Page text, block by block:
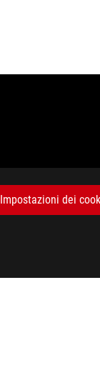
Impostazioni dei
soggette a
delle
indirizzo:
HDMI (HDMI